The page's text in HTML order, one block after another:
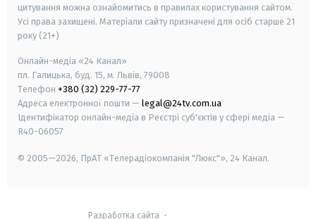
цитування можна ознайомитись в правилах користування сайтом.
Усі права захищені. Матеріали сайту призначені для осіб старше 21
року (21+)
Онлайн-медіа «24 Канал»
пл. Галицька, буд. 15, м. Львів, 79008
Телефон +380 (32) 229-77-77
Адреса електронної пошти — legal@24tv.com.ua
Ідентифікатор онлайн-медіа в Реєстрі суб'єктів у сфері медіа —
R40-06057
© 2005—2026, ПрАТ «Телерадіокомпанія "Люкс"», 24 Канал.
Разработка сайта -